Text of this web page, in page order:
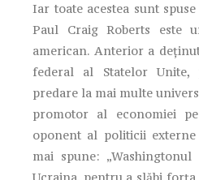
Iar toate acestea sunt
Paul Craig Roberts este
american. Anterior a
federal al Statelor
predare la mai multe
promotor al economiei
oponent al politicii
mai spune: